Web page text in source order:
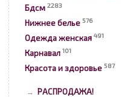
Бдсм 2283
Нижнее белье 576
Одежда женская 491
Карнавал 101
Красота и здоровье 587
→ РАСПРОДАЖА!